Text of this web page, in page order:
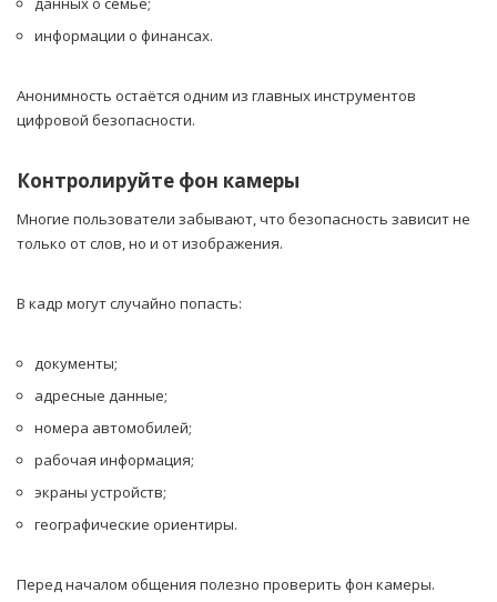
информации о финансах.
Анонимность остаётся одним из главных инструментов
цифровой безопасности.
Контролируйте фон камеры
Многие пользователи забывают, что безопасность зависит не
только от слов, но и от изображения.
В кадр могут случайно попасть:
документы;
адресные данные;
номера автомобилей;
рабочая информация;
экраны устройств;
географические ориентиры.
Перед началом общения полезно проверить фон камеры.